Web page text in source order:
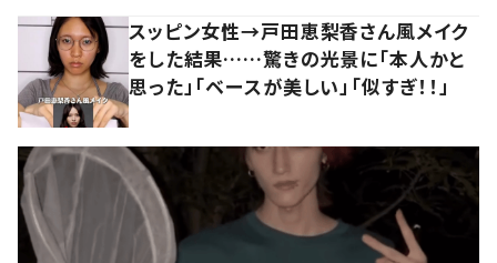
スッピン女性→戸田恵梨香さん風メイク
をした結果……驚きの光景に「本人かと
思った」「ベースが美しい」「似すぎ！！」